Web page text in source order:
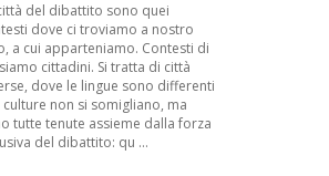
del dibattito sono quei
dove ci troviamo a nostro
a cui apparteniamo. Contesti di
cittadini. Si tratta di città
dove le lingue sono differenti
culture non si somigliano, ma
tutte tenute assieme dalla forza
del dibattito: qu ...